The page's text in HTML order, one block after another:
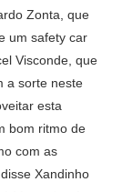
Zonta, que
um safety car
Visconde, que
a sorte neste
esta
bom ritmo de
com as
Xandinho